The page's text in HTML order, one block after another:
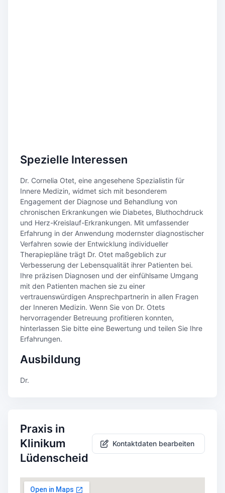
Spezielle Interessen
Dr. Cornelia Otet, eine angesehene Spezialistin für
Innere Medizin, widmet sich mit besonderem
Engagement der Diagnose und Behandlung von
chronischen Erkrankungen wie Diabetes, Bluthochdruck
und Herz-Kreislauf-Erkrankungen. Mit umfassender
Erfahrung in der Anwendung modernster diagnostischer
Verfahren sowie der Entwicklung individueller
Therapiepläne trägt Dr. Otet maßgeblich zur
Verbesserung der Lebensqualität ihrer Patienten bei.
Ihre präzisen Diagnosen und der einfühlsame Umgang
mit den Patienten machen sie zu einer
vertrauenswürdigen Ansprechpartnerin in allen Fragen
der Inneren Medizin. Wenn Sie von Dr. Otets
hervorragender Betreuung profitieren konnten,
hinterlassen Sie bitte eine Bewertung und teilen Sie Ihre
Erfahrungen.
Ausbildung
Dr.
Praxis in
Klinikum
Lüdenscheid
Kontaktdaten bearbeiten